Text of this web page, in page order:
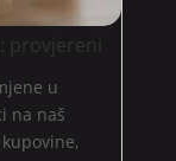
provjereni
u
na naš